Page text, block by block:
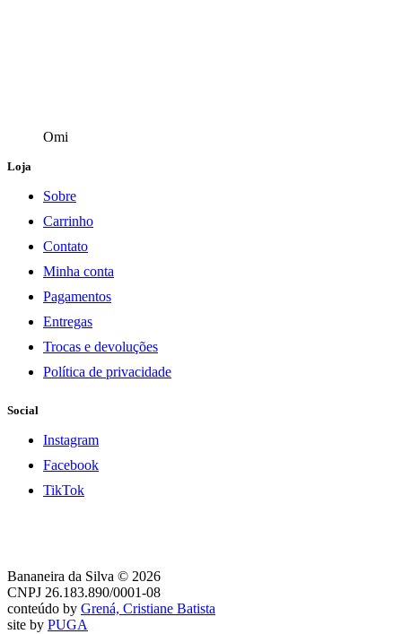
Omi
Loja
Sobre
Carrinho
Contato
Minha conta
Pagamentos
Entregas
Trocas e devoluções
Política de privacidade
Social
Instagram
Facebook
TikTok
Bananeira da Silva © 2026
CNPJ 26.183.890/0001-08
conteúdo by Grená, Cristiane Batista
site by PUGA